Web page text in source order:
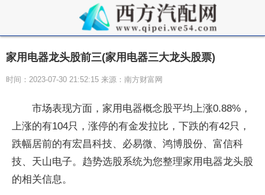
家用电器龙头股前三(家用电器三大龙头股票)
时间：2023-07-30 21:52:15 来源：南方财富网
市场表现方面，家用电器概念股平均上涨0.88%，
上涨的有104只，涨停的有金发拉比，下跌的有42只，
跌幅居前的有宏昌科技、必易微、鸿博股份、富信科
技、天山电子。趋势选股系统为您整理家用电器龙头股
的相关信息。